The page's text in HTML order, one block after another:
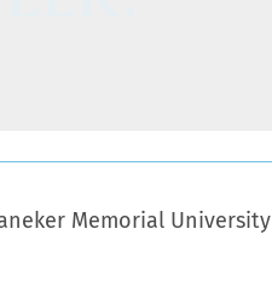
Memorial University